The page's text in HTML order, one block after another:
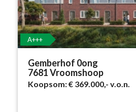
A+++
Gemberhof 0ong
7681 Vroomshoop
Koopsom:€ 369.000,- v.o.n.